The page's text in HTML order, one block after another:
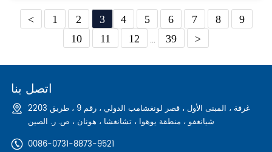
< 1 2 3 4 5 6 7 8
9
10
11 12 ... 39 >
اتصل بنا
2203 غرفة ، المبنى الأول ، قصر لونغشامب الدولي ، رقم 9 ، طريق
شيانغفو ، منطقة يوهوا ، تشانغشا ، هونان ، ص. ر. الصين
0086-0731-8873-9521